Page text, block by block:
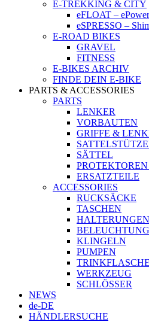
E-TREKKING & CITY
eFLOAT –
eSPRESSO –
E-ROAD BIKES
GRAVEL
FITNESS
E-BIKES ARCHIV
FINDE DEIN E-BIKE
PARTS & ACCESSORIES
PARTS
LENKER
VORBAUTEN
GRIFFE &
SÄTTEL
ERSATZTEILE
ACCESSORIES
RUCKSÄCKE
TASCHEN
HALTERUNGEN
BELEUCHTUNG
KLINGELN
PUMPEN
WERKZEUG
SCHLÖSSER
NEWS
de-DE
HÄNDLERSUCHE